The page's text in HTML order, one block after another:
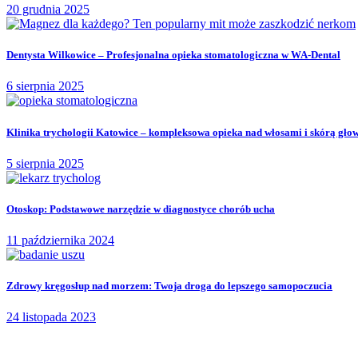
20 grudnia 2025
Dentysta Wilkowice – Profesjonalna opieka stomatologiczna w WA-Dental
6 sierpnia 2025
Klinika trychologii Katowice – kompleksowa opieka nad włosami i skórą
5 sierpnia 2025
Otoskop: Podstawowe narzędzie w diagnostyce chorób ucha
11 października 2024
Zdrowy kręgosłup nad morzem: Twoja droga do lepszego samopoczucia
24 listopada 2023